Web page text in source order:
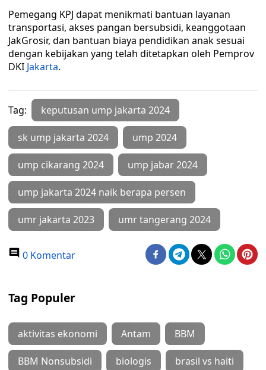
Pemegang KPJ dapat menikmati bantuan layanan
transportasi, akses pangan bersubsidi, keanggotaan
JakGrosir, dan bantuan biaya pendidikan anak sesuai
dengan kebijakan yang telah ditetapkan oleh Pemprov
DKI Jakarta.
Tag: keputusan ump jakarta 2024
sk ump jakarta 2024 ump 2024
ump cikarang 2024 ump jabar 2024
ump jakarta 2024 naik berapa persen
umr jakarta 2023 umr tangerang 2024
0 Komentar
Tag Populer
aktivitas ekonomi Antam BBM
BBM Nonsubsidi biologis brasil vs haiti